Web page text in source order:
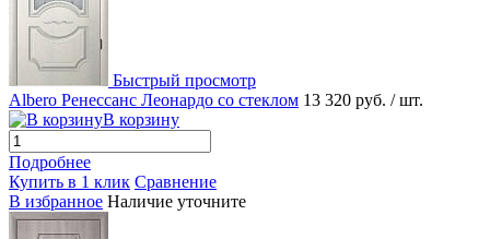
Быстрый просмотр
Albero Ренессанс Леонардо со стеклом 13 320 руб. / шт.
В корзину
Подробнее
Купить в 1 клик Сравнение
В избранное Наличие уточните